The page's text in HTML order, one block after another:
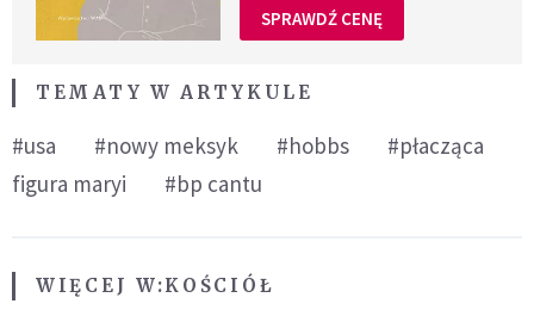
SPRAWDŹ CENĘ
TEMATY W ARTYKULE
#usa #nowy meksyk #hobbs
#płacząca
figura maryi
#bp cantu
WIĘCEJ W:KOŚCIÓŁ